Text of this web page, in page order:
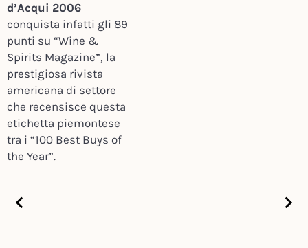
d’Acqui 2006
conquista infatti gli 89
punti su “Wine &
Spirits Magazine”, la
prestigiosa rivista
americana di settore
che recensisce questa
etichetta piemontese
tra i “100 Best Buys of
the Year”.